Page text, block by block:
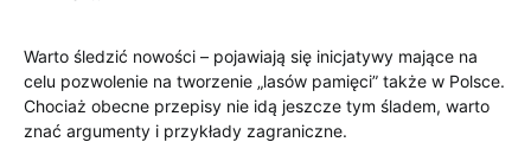
Warto śledzić nowości – pojawiają się inicjatywy mające na
celu pozwolenie na tworzenie „lasów pamięci” także w Polsce.
Chociaż obecne przepisy nie idą jeszcze tym śladem, warto
znać argumenty i przykłady zagraniczne.